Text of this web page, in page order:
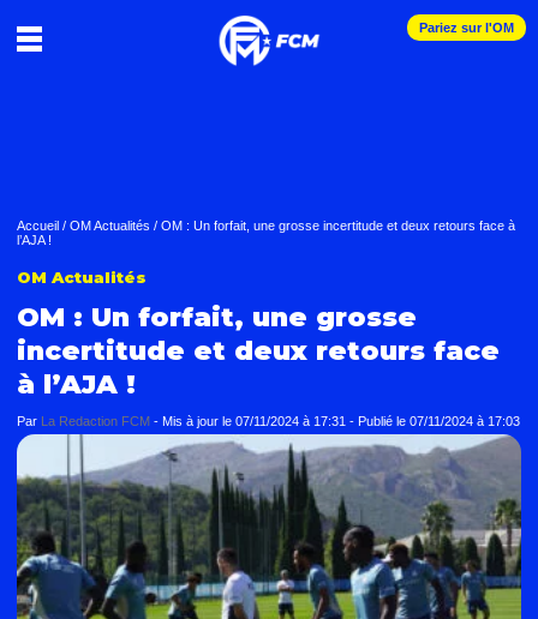
Pariez sur l'OM
Accueil / OM Actualités / OM : Un forfait, une grosse incertitude et deux retours face à
l’AJA !
OM Actualités
OM : Un forfait, une grosse
incertitude et deux retours face
à l’AJA !
Par La Redaction FCM - Mis à jour le 07/11/2024 à 17:31 - Publié le 07/11/2024 à 17:03